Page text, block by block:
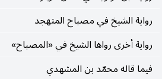
رواية الشيخ في مصباح المتهجد
رواية أخرى رواها الشيخ في «المصباح»
فيما قاله محمّد بن المشهدي
١٣٤٠ هـ).
٩ ـ السيّد مهدي بن زين